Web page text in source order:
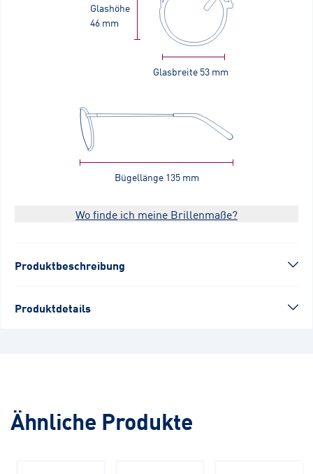
Glasbreite 53 mm
Glashöhe
46 mm
Bügellänge 135 mm
Wo finde ich meine Brillenmaße?
Produktbeschreibung
Produktdetails
Ähnliche Produkte